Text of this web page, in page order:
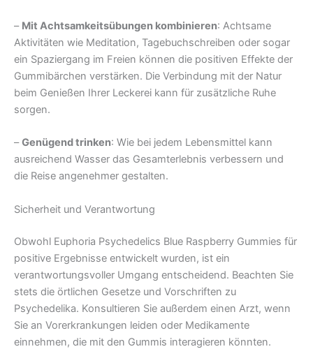
– Mit Achtsamkeitsübungen kombinieren: Achtsame
Aktivitäten wie Meditation, Tagebuchschreiben oder sogar
ein Spaziergang im Freien können die positiven Effekte der
Gummibärchen verstärken. Die Verbindung mit der Natur
beim Genießen Ihrer Leckerei kann für zusätzliche Ruhe
sorgen.
–Genügend trinken: Wie bei jedem Lebensmittel kann
ausreichend Wasser das Gesamterlebnis verbessern und
die Reise angenehmer gestalten.
Sicherheit und Verantwortung
Obwohl Euphoria Psychedelics Blue Raspberry Gummies für
positive Ergebnisse entwickelt wurden, ist ein
verantwortungsvoller Umgang entscheidend. Beachten Sie
stets die örtlichen Gesetze und Vorschriften zu
Psychedelika. Konsultieren Sie außerdem einen Arzt, wenn
Sie an Vorerkrankungen leiden oder Medikamente
einnehmen, die mit den Gummis interagieren könnten.